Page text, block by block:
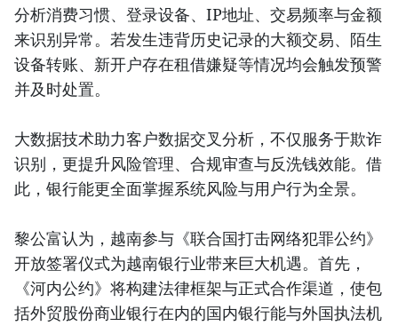
分析消费习惯、登录设备、IP地址、交易频率与金额
来识别异常。若发生违背历史记录的大额交易、陌生
设备转账、新开户存在租借嫌疑等情况均会触发预警
并及时处置。
大数据技术助力客户数据交叉分析，不仅服务于欺诈
识别，更提升风险管理、合规审查与反洗钱效能。借
此，银行能更全面掌握系统风险与用户行为全景。
黎公富认为，越南参与《联合国打击网络犯罪公约》
开放签署仪式为越南银行业带来巨大机遇。首先，
《河内公约》将构建法律框架与正式合作渠道，使包
括外贸股份商业银行在内的国内银行能与外国执法机